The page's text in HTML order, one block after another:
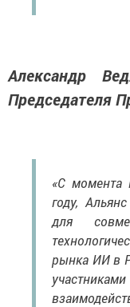
Александр
Председателя
«С момента
году,
для
рынка ИИ в